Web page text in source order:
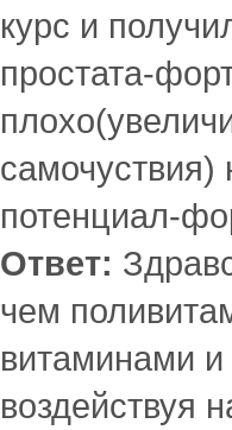
курс и
простата-
самочуствия)
потенциал-
Ответ:
чем
витаминами
воздействуя